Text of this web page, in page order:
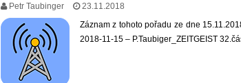
Petr Taubinger
23.11.2018
Záznam z tohoto pořadu ze dne
2018-11-15 – P.Taubiger_ZEITGEIST